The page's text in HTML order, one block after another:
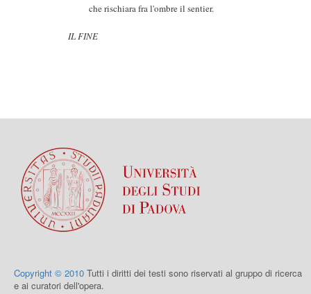
che rischiara fra l'ombre il sentier.
IL FINE
Copyright © 2010 Tutti i diritti dei testi sono riservati al gruppo di ricerca
e ai curatori dell'opera.